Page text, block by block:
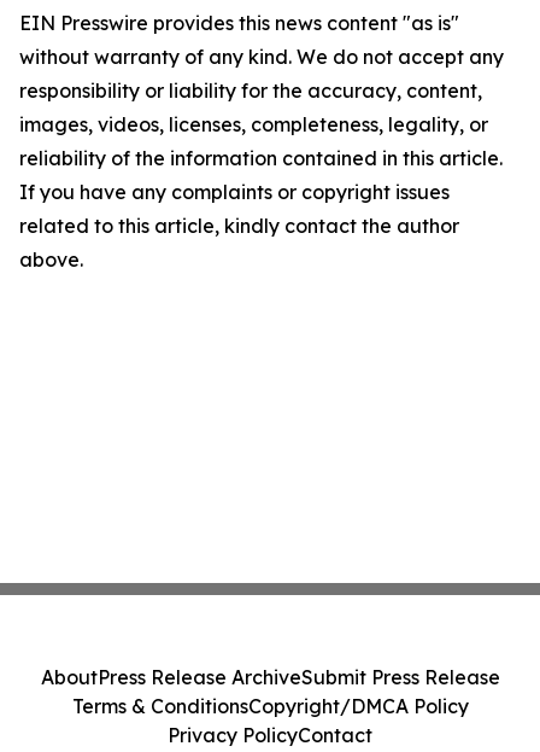
EIN Presswire provides this news content "as is"
without warranty of any kind. We do not accept any
responsibility or liability for the accuracy, content,
images, videos, licenses, completeness, legality, or
reliability of the information contained in this article.
If you have any complaints or copyright issues
related to this article, kindly contact the author
above.
AboutPress Release ArchiveSubmit Press Release
Terms & ConditionsCopyright/DMCA Policy
Privacy PolicyContact